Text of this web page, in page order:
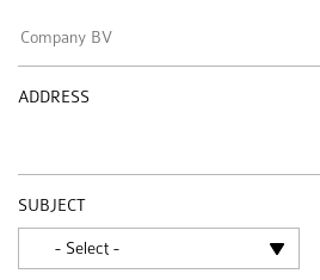
ADDRESS
SUBJECT